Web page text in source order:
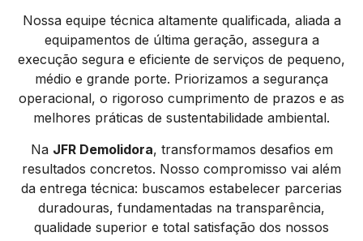
Nossa equipe técnica altamente qualificada, aliada a
equipamentos de última geração, assegura a
execução segura e eficiente de serviços de pequeno,
médio e grande porte. Priorizamos a segurança
operacional, o rigoroso cumprimento de prazos e as
melhores práticas de sustentabilidade ambiental.
Na JFR Demolidora, transformamos desafios em
resultados concretos. Nosso compromisso vai além
da entrega técnica: buscamos estabelecer parcerias
duradouras, fundamentadas na transparência,
qualidade superior e total satisfação dos nossos